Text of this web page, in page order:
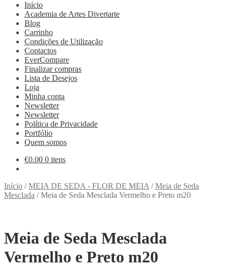
Início
Academia de Artes Divertarte
Blog
Carrinho
Condições de Utilização
Contactos
EverCompare
Finalizar compras
Lista de Desejos
Loja
Minha conta
Newsletter
Newsletter
Política de Privacidade
Portfólio
Quem somos
€0.00 0 itens
Início /MEIA DE SEDA - FLOR DE MEIA /Meia de Seda
Mesclada /Meia de Seda Mesclada Vermelho e Preto m20
Meia de Seda Mesclada
Vermelho e Preto m20